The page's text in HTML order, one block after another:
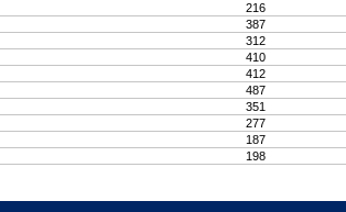
216
387
312
410
412
487
351
277
187
198